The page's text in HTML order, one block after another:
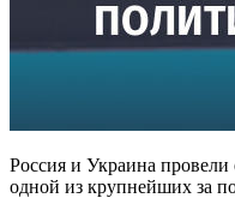
Россия и Украина
одной из крупнейших за